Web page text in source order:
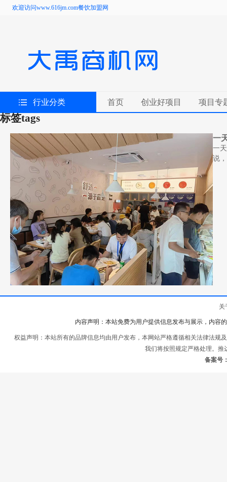
欢迎访问www.616jm.com餐饮加盟网
行业分类 首页 创业好项目 项目专
标签tags
一
一
说
关
内容声明：本站免费为用户提供信息发布与展示，内容
权益声明：本站所有的品牌信息均由用户发布，本网站严格遵循相关法律法规
我们将按照规定严格处理。推
备案号